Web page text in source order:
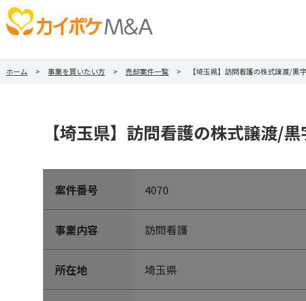
ホーム 事業を買いたい方 売却案件一覧 【埼玉県】訪問看護の株式譲渡/黒
【埼玉県】訪問看護の株式譲渡/
案件番号 4070
事業内容 訪問看護
所在地 埼玉県